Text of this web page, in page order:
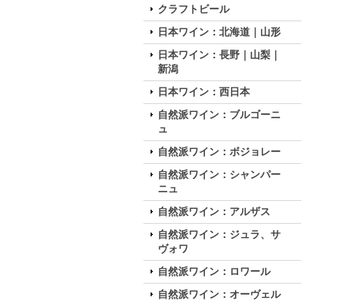
クラフトビール
日本ワイン：北海道｜山形
日本ワイン：長野｜山梨｜
新潟
日本ワイン：西日本
自然派ワイン：ブルゴーニ
ュ
自然派ワイン：ボジョレー
自然派ワイン：シャンパー
ニュ
自然派ワイン：アルザス
自然派ワイン：ジュラ、サ
ヴォワ
自然派ワイン：ロワール
自然派ワイン：オーヴェル